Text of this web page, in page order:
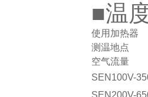
■温
使用加热器
测温地点
空气流量
SEN100V-
SEN200V-